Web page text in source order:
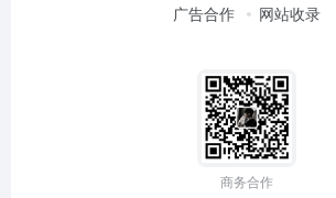
广告合作 网站收录
商务合作